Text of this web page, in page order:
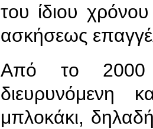
του ίδιου
ασκήσεως
Από το 2000
διευρυνόμενη
μπλοκάκι,